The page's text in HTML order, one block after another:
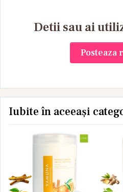
Detii sau ai
Posteaza
Iubite în aceeași